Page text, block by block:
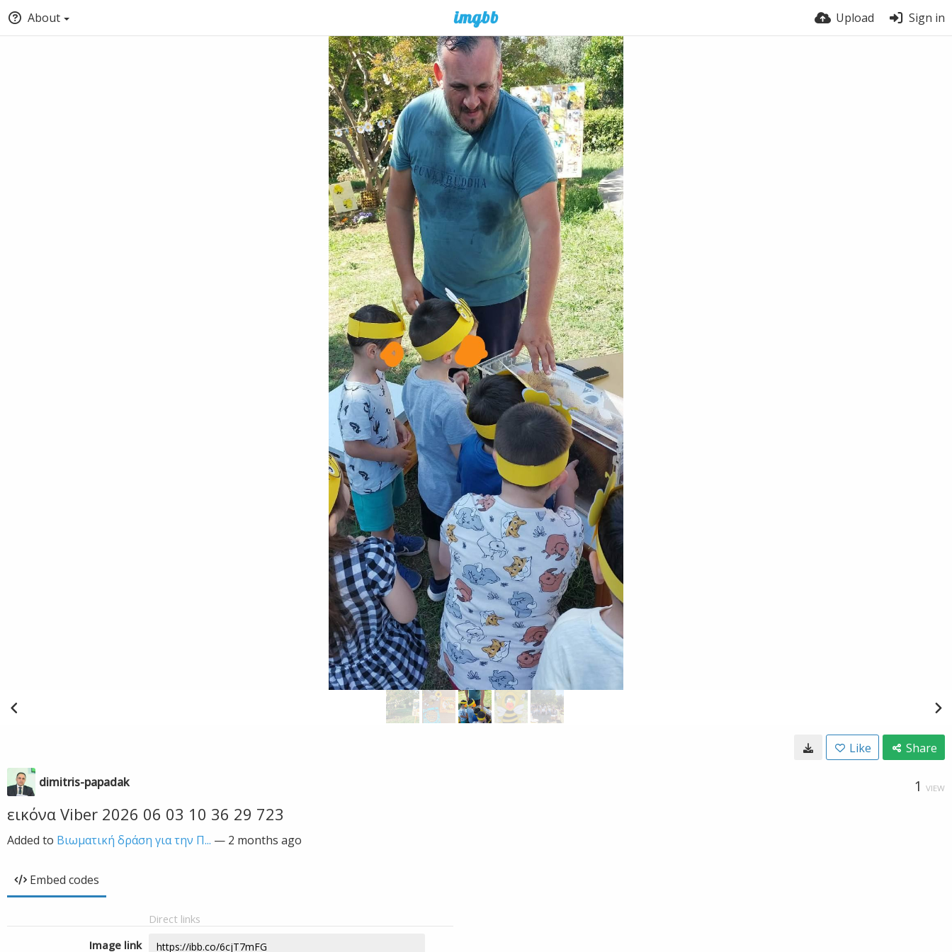
About Upload Sign in
Like Share
dimitris-papadak 1 VIEW
εικόνα Viber 2026 06 03 10 36 29 723
Added to Βιωματική δράση για την Π... — 2 months ago
Embed codes
Direct links
Image link